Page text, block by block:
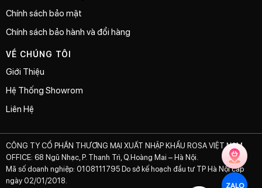
ZALO
Chính sách bảo mật
Chính sách bảo hành và đổi hàng
VỀ CHÚNG TÔI
Giới Thiệu
Hệ Thống Showrom
Liên Hệ
CÔNG TY CỔ PHẦN THƯƠNG MẠI XUẤT NHẬP KHẨU ROSA VIỆT NAM
OFFICE: 68 Ngũ Nhạc, P. Thanh Trì, Q.Hoàng Mai – Hà Nội.
Mã số doanh nghiệp: 0108111795 Do sở kế hoạch đầu tư TP Hà Nội cấp
ngày 02/01/2018.